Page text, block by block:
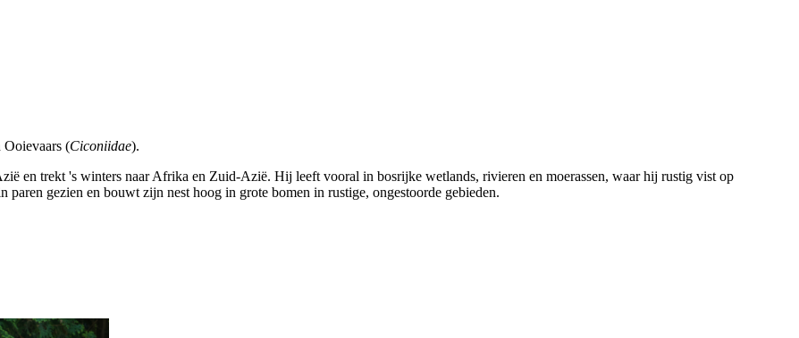
(Ciconiidae).
en trekt 's winters naar Afrika en Zuid-Azië. Hij leeft vooral in bosrijke wetlands, rivieren en moerassen, waar hij rustig vist op
gezien en bouwt zijn nest hoog in grote bomen in rustige, ongestoorde gebieden.